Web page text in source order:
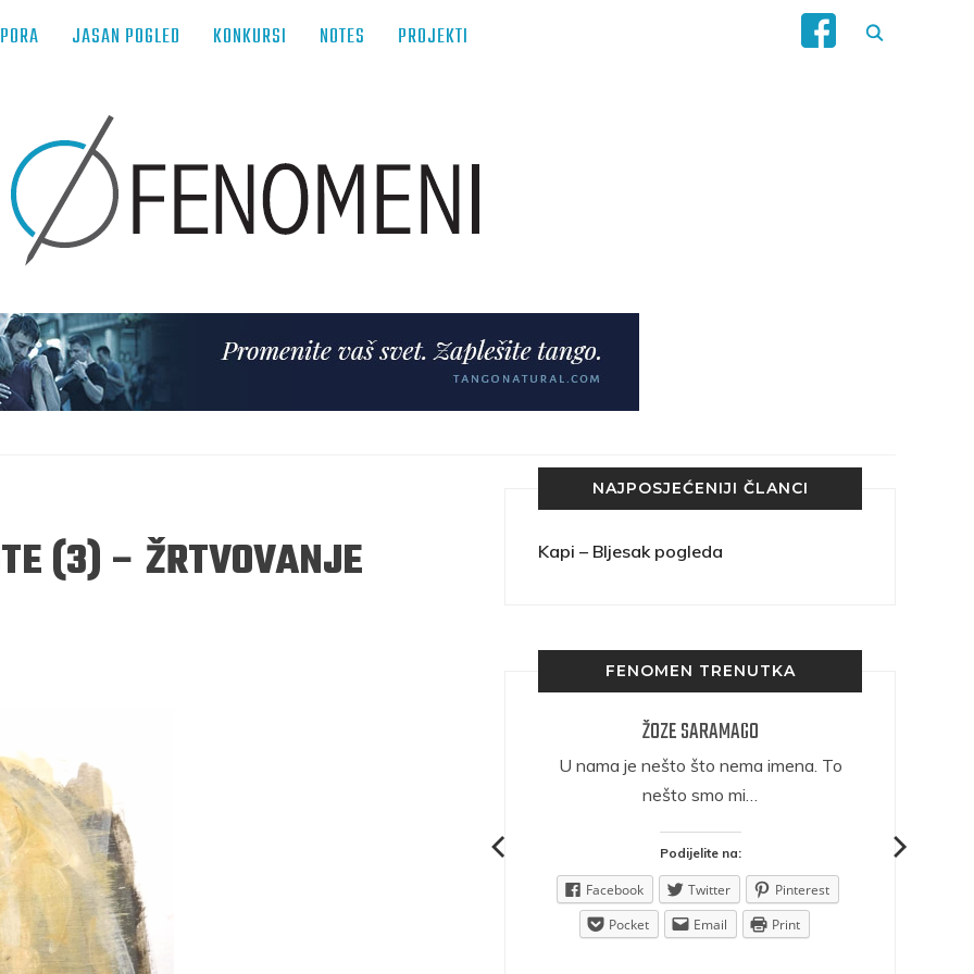
JASAN POGLED KONKURSI NOTES PROJEKTI
(3) – ŽRTVOVANJE
NAJPOSJEĆENIJI ČLANCI
Kapi – Bljesak pogleda
FENOMEN TRENUTKA
ŽOZE SARAMAGO
U nama je nešto što nema imena. To
nešto smo mi…
Podijelite na:
Facebook Twitter
Pinterest
Pocket
Email Print
na življenje pod
navikli smo da užižemo
ikonama, ali ne i pred
čovjekom.
Podijelite na:
Twitter
Pinterest